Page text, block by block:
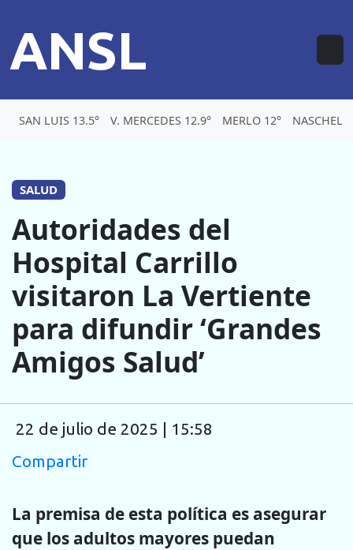
ANSL
SAN LUIS 13.5° V. MERCEDES 12.9° MERLO 12° NASCHEL
SALUD
Autoridades del
Hospital Carrillo
visitaron La Vertiente
para difundir ‘Grandes
Amigos Salud’
22 de julio de 2025 | 15:58
Compartir
La premisa de esta política es asegurar
que los adultos mayores puedan